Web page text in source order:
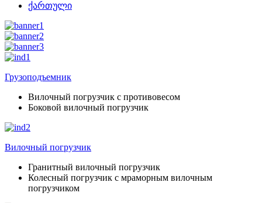
ქართული
Грузоподъемник
Вилочный погрузчик с противовесом
Боковой вилочный погрузчик
Вилочный погрузчик
Гранитный вилочный погрузчик
Колесный погрузчик с мраморным вилочным
погрузчиком